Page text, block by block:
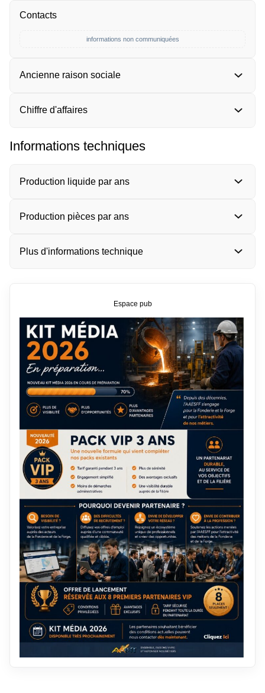
Contacts
informations non communiquées
Ancienne raison sociale
Chiffre d'affaires
Informations techniques
Production liquide par ans
Production pièces par ans
Plus d'informations technique
Espace pub